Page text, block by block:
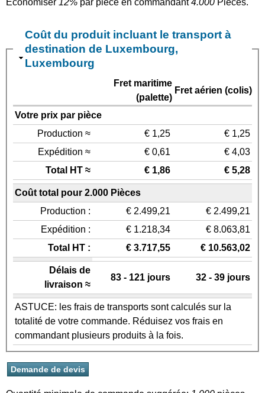
Économiser 12% par pièce en commandant4.000 Pièces.
Coût du produit incluant le transport à
destination de Luxembourg,
Luxembourg
Fret maritime
(palette)
Fret aérien (colis)
Votre prix par pièce
Production ≈
€ 1,25
€ 1,25
Expédition ≈
€ 0,61
€ 4,03
Total HT ≈
€ 1,86 € 5,28
Coût total pour 2.000 Pièces
Production :
€ 2.499,21
€ 2.499,21
Expédition :
€ 1.218,34
€ 8.063,81
Total HT :
€ 3.717,55 € 10.563,02
Délais de
livraison ≈
83 - 121 jours 32 - 39 jours
ASTUCE: les frais de transports sont calculés sur la
totalité de votre commande. Réduisez vos frais en
commandant plusieurs produits à la fois.